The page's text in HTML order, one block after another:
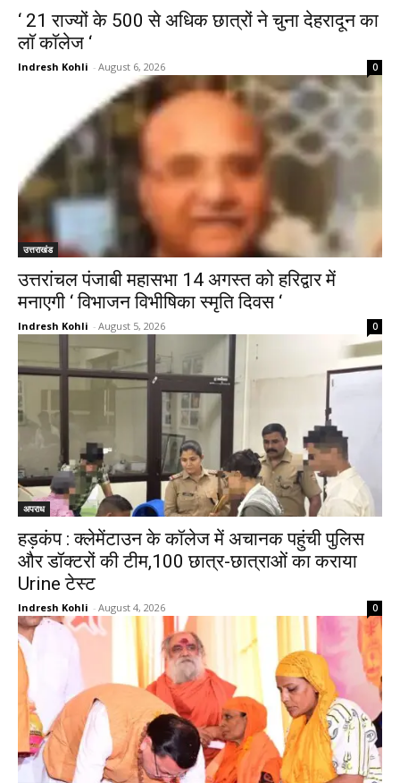
‘ 21 राज्यों के 500 से अधिक छात्रों ने चुना देहरादून का
लाॅ काॅलेज ‘
Indresh Kohli - August 6, 2026 0
उत्तराखंड
उत्तरांचल पंजाबी महासभा 14 अगस्त को हरिद्वार में
मनाएगी ‘ विभाजन विभीषिका स्मृति दिवस ‘
Indresh Kohli - August 5, 2026 0
अपराध
हड़कंप : क्लेमेंटाउन के कॉलेज में अचानक पहुंची पुलिस
और डॉक्टरों की टीम,100 छात्र-छात्राओं का कराया
Urine टेस्ट
Indresh Kohli - August 4, 2026 0